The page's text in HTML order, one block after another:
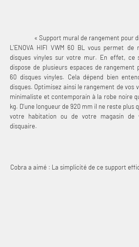
« Support mural de rangement pour
L’ENOVA HIFI VWM 60 BL vous permet
disques vinyles sur votre mur. En effet, ce
dispose de plusieurs espaces de rangement
60 disques vinyles. Cela dépend bien
disques. Optimisez ainsi le rangement de vos
minimaliste et contemporain à la robe noire
kg. D’une longueur de 920 mm il ne reste plus
votre habitation ou de votre magasin de
disquaire.
Cobra a aimé : La simplicité de ce support